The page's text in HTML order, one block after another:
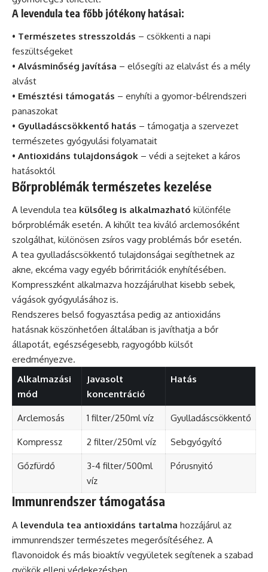
A levendula tea főbb jótékony hatásai:
• Természetes stresszoldás – csökkenti a napi
feszültségeket
• Alvásminőség javítása – elősegíti az elalvást és a mély
alvást
• Emésztési támogatás – enyhíti a gyomor-bélrendszeri
panaszokat
• Gyulladáscsökkentő hatás – támogatja a szervezet
természetes gyógyulási folyamatait
• Antioxidáns tulajdonságok – védi a sejteket a káros
hatásoktól
Bőrproblémák természetes kezelése
A levendula tea külsőleg is alkalmazható különféle
bőrproblémák esetén. A kihűlt tea kiváló arclemosóként
szolgálhat, különösen zsíros vagy problémás bőr esetén.
A tea gyulladáscsökkentő tulajdonságai segíthetnek az
akne, ekcéma vagy egyéb bőrirritációk enyhítésében.
Kompresszként alkalmazva hozzájárulhat kisebb sebek,
vágások gyógyulásához is.
Rendszeres belső fogyasztása pedig az antioxidáns
hatásnak köszönhetően általában is javíthatja a bőr
állapotát, egészségesebb, ragyogóbb külsőt
eredményezve.
Alkalmazási
mód
Javasolt
koncentráció
Hatás
Arclemosás 1 filter/250ml víz Gyulladáscsökkentő
Kompressz 2 filter/250ml víz Sebgyógyító
Gőzfürdő
3-4 filter/500ml
víz
Pórusnyitó
Immunrendszer támogatása
A levendula tea antioxidáns tartalma hozzájárul az
immunrendszer természetes megerősítéséhez. A
flavonoidok és más bioaktív vegyületek segítenek a szabad
gyökök elleni védekezésben.